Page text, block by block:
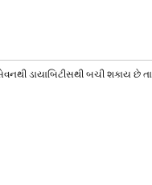
ડાયાબિટીસથી બચી શકાય છે